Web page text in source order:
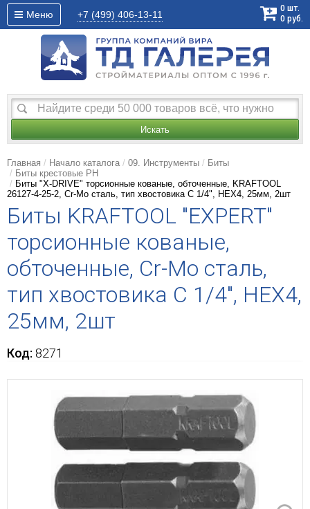
Меню +7 (499) 406-13-11
0 шт.
0 руб.
Искать
Главная Начало каталога 09. Инструменты
Биты
Биты крестовые РН
Биты "X-DRIVE" торсионные кованые, обточенные, KRAFTOOL
26127-4-25-2, Cr-Mo сталь, тип хвостовика C 1/4", HEX4, 25мм, 2шт
Биты KRAFTOOL "ЕХPERT"
торсионные кованые,
обточенные, Cr-Mo сталь,
тип хвостовика C 1/4", HEX4,
25мм, 2шт
Код: 8271